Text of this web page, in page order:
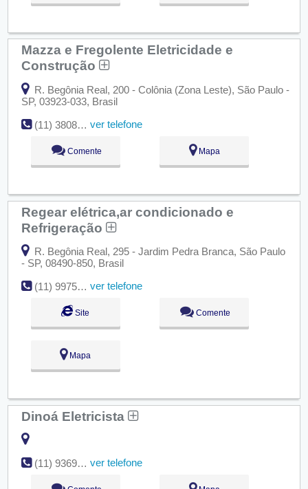
Mazza e Fregolente Eletricidade e
Construção
R. Begônia Real, 200 - Colônia (Zona Leste), São Paulo -
SP, 03923-033, Brasil
(11) 3808-5969
ver telefone
Comente Mapa
Regear elétrica,ar condicionado e
Refrigeração
R. Begônia Real, 295 - Jardim Pedra Branca, São Paulo
- SP, 08490-850, Brasil
(11) 99759-6163
ver telefone
Site Comente
Mapa
Dinoá Eletricista
(11) 9369-9066 ver telefone